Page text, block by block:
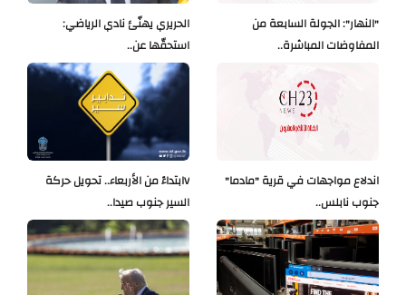
الحريري يهنّئ نادي الرياضي:
استحقّها عن..
"النهار": الجولة السابعة من
المفاوضات المباشرة..
Vابتداءً من الأربعاء.. تحويل حركة
السير جنوب صيدا..
اندلاع مواجهات في قرية "مادما"
جنوب نابلس..